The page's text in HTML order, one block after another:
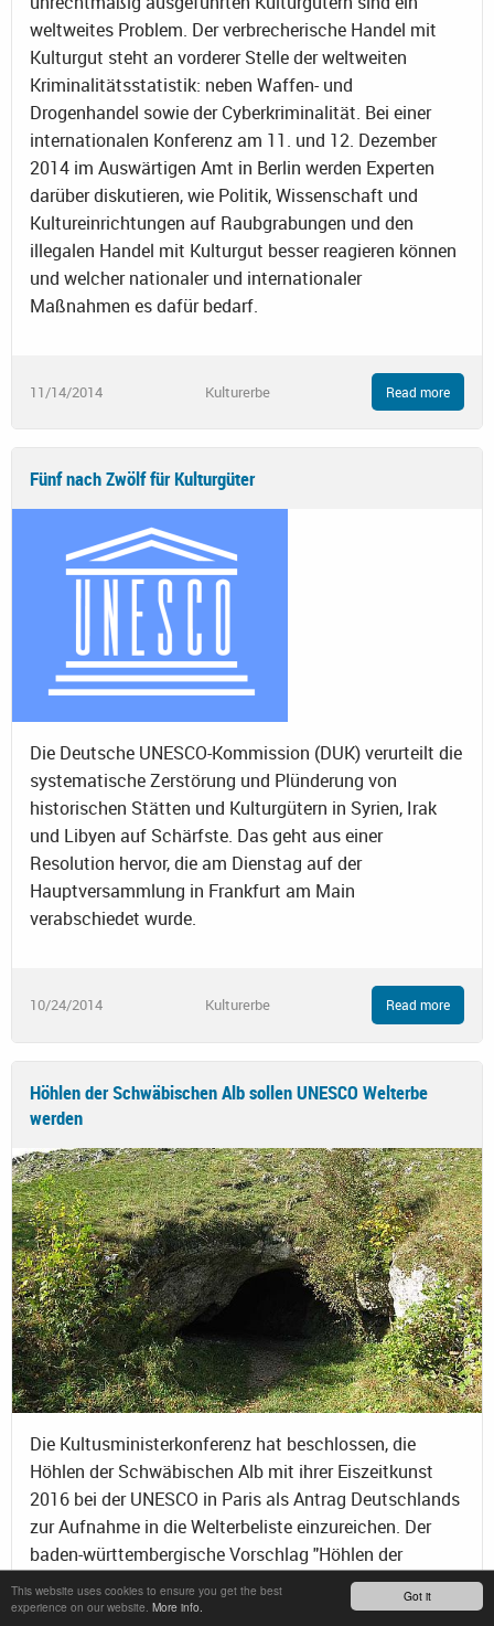
Got it
This website uses cookies to ensure you get the best
experience on our website. More info.
weltweites Problem. Der verbrecherische Handel mit
Kulturgut steht an vorderer Stelle der weltweiten
Kriminalitätsstatistik: neben Waffen- und
Drogenhandel sowie der Cyberkriminalität. Bei einer
internationalen Konferenz am 11. und 12. Dezember
2014 im Auswärtigen Amt in Berlin werden Experten
darüber diskutieren, wie Politik, Wissenschaft und
Kultureinrichtungen auf Raubgrabungen und den
illegalen Handel mit Kulturgut besser reagieren können
und welcher nationaler und internationaler
Maßnahmen es dafür bedarf.
11/14/2014 Kulturerbe Read more
Fünf nach Zwölf für Kulturgüter
Die Deutsche UNESCO-Kommission (DUK) verurteilt die
systematische Zerstörung und Plünderung von
historischen Stätten und Kulturgütern in Syrien, Irak
und Libyen auf Schärfste. Das geht aus einer
Resolution hervor, die am Dienstag auf der
Hauptversammlung in Frankfurt am Main
verabschiedet wurde.
10/24/2014 Kulturerbe Read more
Höhlen der Schwäbischen Alb sollen UNESCO Welterbe
werden
Die Kultusministerkonferenz hat beschlossen, die
Höhlen der Schwäbischen Alb mit ihrer Eiszeitkunst
2016 bei der UNESCO in Paris als Antrag Deutschlands
zur Aufnahme in die Welterbeliste einzureichen. Der
baden-württembergische Vorschlag "Höhlen der
ältesten Eiszeitkuns"“ ist nun in die sogenannte
deutsche Tentativliste aufgenommen worden. Auf